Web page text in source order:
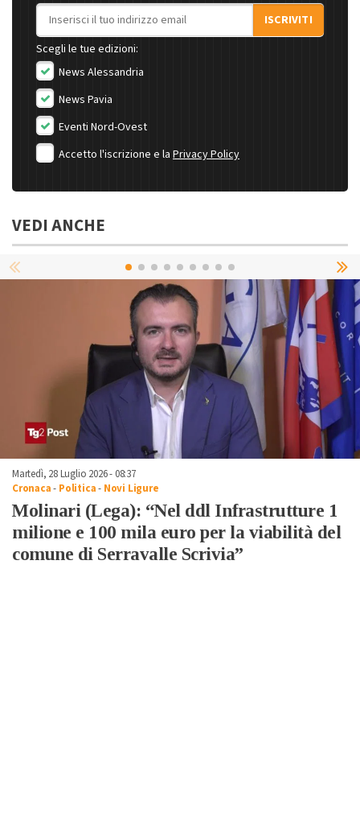
Indirizzo email
ISCRIVITI
Scegli le tue edizioni:
News Alessandria
News Pavia
Eventi Nord-Ovest
Accetto l'iscrizione e la Privacy Policy
VEDI ANCHE
Martedì, 28 Luglio 2026 - 08:37
Cronaca- Politica- Novi Ligure
Molinari (Lega): “Nel ddl Infrastrutture 1
milione e 100 mila euro per la viabilità del
comune di Serravalle Scrivia”